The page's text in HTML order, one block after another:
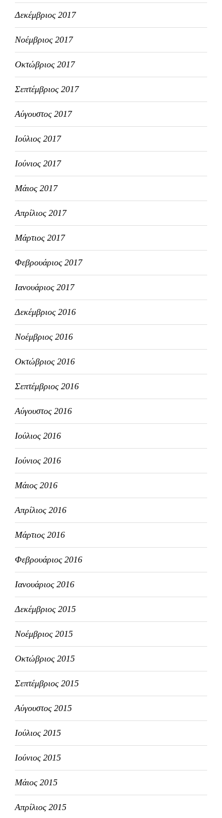
Δεκέμβριος 2017
Νοέμβριος 2017
Οκτώβριος 2017
Σεπτέμβριος 2017
Αύγουστος 2017
Ιούλιος 2017
Ιούνιος 2017
Μάιος 2017
Απρίλιος 2017
Μάρτιος 2017
Φεβρουάριος 2017
Ιανουάριος 2017
Δεκέμβριος 2016
Νοέμβριος 2016
Οκτώβριος 2016
Σεπτέμβριος 2016
Αύγουστος 2016
Ιούλιος 2016
Ιούνιος 2016
Μάιος 2016
Απρίλιος 2016
Μάρτιος 2016
Φεβρουάριος 2016
Ιανουάριος 2016
Δεκέμβριος 2015
Νοέμβριος 2015
Οκτώβριος 2015
Σεπτέμβριος 2015
Αύγουστος 2015
Ιούλιος 2015
Ιούνιος 2015
Μάιος 2015
Απρίλιος 2015